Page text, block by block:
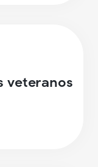
veteranos